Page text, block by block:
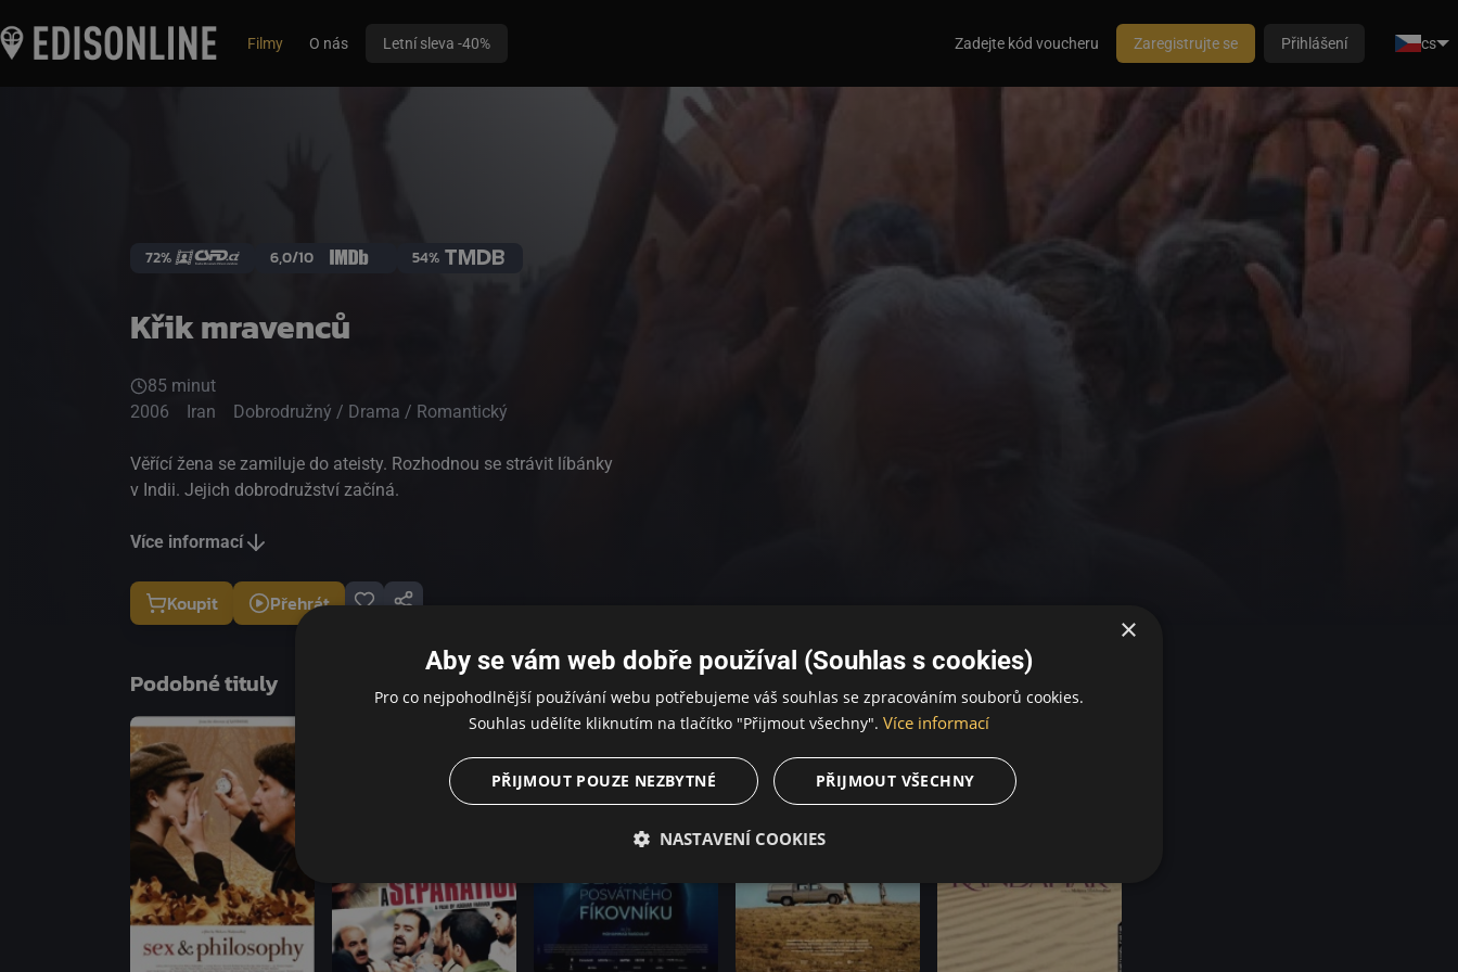
Filmy O nás Letní sleva -40% Zadejte kód voucheru Zaregistrujte se Přihlášení cs
Křik mravenců
72% 6,0/10 54%
85 minut
2006
Iran Dobrodružný / Drama / Romantický
Koupit Přehrát
Věřící žena se zamiluje do ateisty. Rozhodnou se strávit líbánky
v Indii. Jejich dobrodružství začíná.
Více informací
Podobné tituly
×
Aby se vám web dobře používal (Souhlas s cookies)
Pro co nejpohodlnější používání webu potřebujeme váš souhlas se zpracováním souborů cookies.
Souhlas udělíte kliknutím na tlačítko "Přijmout všechny". Více informací
PŘIJMOUT VŠECHNY
PŘIJMOUT POUZE NEZBYTNÉ
NASTAVENÍ COOKIES